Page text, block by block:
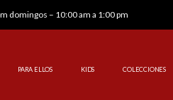
domingos – 10:00 am a 1:00 pm
PARA ELLOS KIDS COLECCIONES